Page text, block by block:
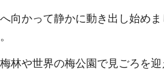
向かって静かに動き出し始め
林や世界の梅公園で見ごろを